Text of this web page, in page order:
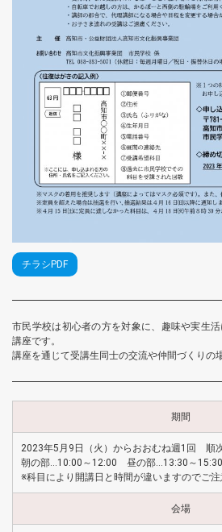
チラシPDF
市民学校は初心者の方を対象に、趣味や実生
講座です。
講座を通じて受講生同士の交流や仲間づくりの
期間
2023年5月9日（火）からおおむね週1回 順
朝の部…10:00～12:00 昼の部…13:30～
※科目により開講日と時間が違いますのでご注
会場